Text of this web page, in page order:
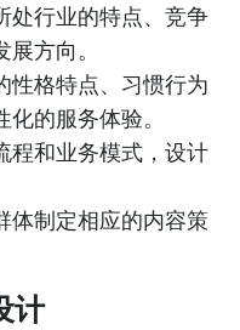
处行业的特点、竞争
方向。
性格特点、习惯行为
的服务体验。
程和业务模式，设计
体制定相应的内容策
计